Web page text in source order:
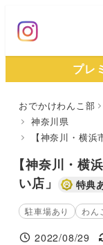
ン
プレ
おでかけわんこ部
神奈川県
【神奈川・横
【神奈川・横
い店」
特典
駐車場あり わん
2022/08/29